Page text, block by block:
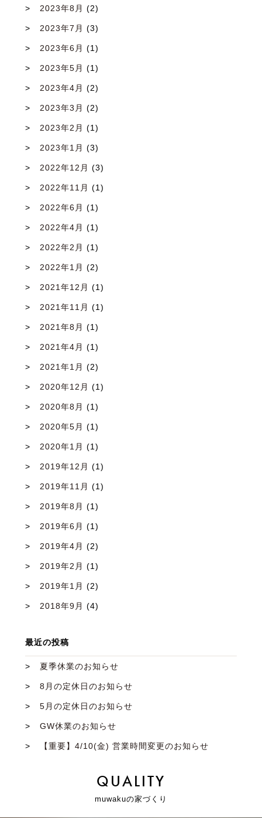
2023年8月 (2)
2023年7月 (3)
2023年6月 (1)
2023年5月 (1)
2023年4月 (2)
2023年3月 (2)
2023年2月 (1)
2023年1月 (3)
2022年12月 (3)
2022年11月 (1)
2022年6月 (1)
2022年4月 (1)
2022年2月 (1)
2022年1月 (2)
2021年12月 (1)
2021年11月 (1)
2021年8月 (1)
2021年4月 (1)
2021年1月 (2)
2020年12月 (1)
2020年8月 (1)
2020年5月 (1)
2020年1月 (1)
2019年12月 (1)
2019年11月 (1)
2019年8月 (1)
2019年6月 (1)
2019年4月 (2)
2019年2月 (1)
2019年1月 (2)
2018年9月 (4)
最近の投稿
夏季休業のお知らせ
8月の定休日のお知らせ
5月の定休日のお知らせ
GW休業のお知らせ
【重要】4/10(金) 営業時間変更のお知らせ
QUALITY
muwakuの家づくり